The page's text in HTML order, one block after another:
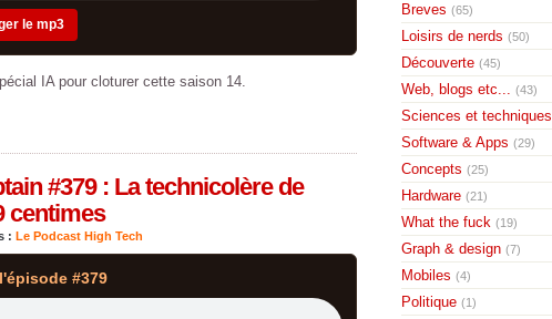
le mp3
IA pour cloturer cette saison 14.
#379 : La technicolère de
centimes
: Le Podcast High Tech
#379
Breves (65)
Loisirs de nerds (50)
Découverte (45)
Web, blogs etc... (43)
Sciences et techniques
Software & Apps (29)
Concepts (25)
Hardware (21)
What the fuck (19)
Graph & design (7)
Mobiles (4)
Politique (1)